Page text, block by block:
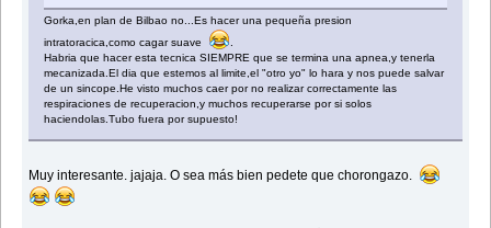
Gorka,en plan de Bilbao no...Es hacer una pequeña presion
intratoracica,como cagar suave
Habria que hacer esta tecnica SIEMPRE que se termina una apnea,y tenerla
mecanizada.El dia que estemos al limite,el "otro yo" lo hara y nos puede salvar
de un sincope.He visto muchos caer por no realizar correctamente las
respiraciones de recuperacion,y muchos recuperarse por si solos
haciendolas.Tubo fuera por supuesto!
Muy interesante. jajaja. O sea más bien pedete que chorongazo.